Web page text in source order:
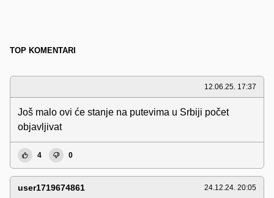
TOP KOMENTARI
12.06.25. 17:37
Još malo ovi će stanje na putevima u Srbiji počet
objavljivat
4 0
user1719674861 24.12.24. 20:05